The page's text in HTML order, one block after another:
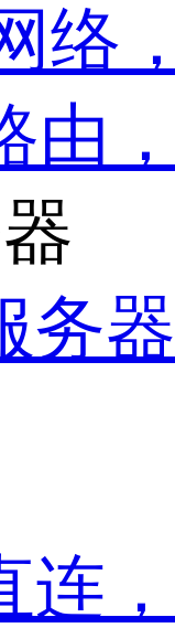
络
由
务器
连